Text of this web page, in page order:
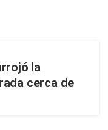
la
cerca de